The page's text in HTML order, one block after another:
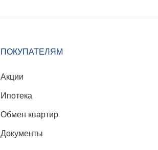
ПОКУПАТЕЛЯМ
Акции
Ипотека
Обмен квартир
Документы